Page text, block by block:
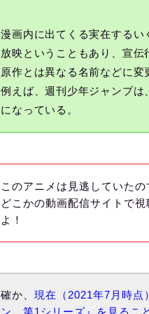
漫画内に出てくる実在する
放映ということもあり、宣伝
原作とは異なる名前などに変
例えば、週刊少年ジャンプは
になっている。
このアニメは見逃していた
どこかの動画配信サイトで
よ！
確か、現在（2021年7月時点